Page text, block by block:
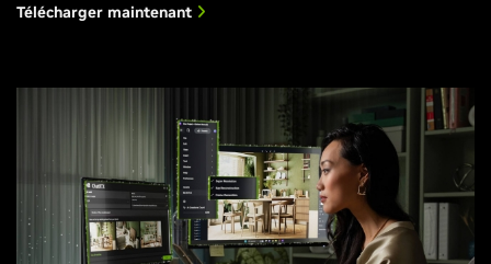
Télécharger maintenant